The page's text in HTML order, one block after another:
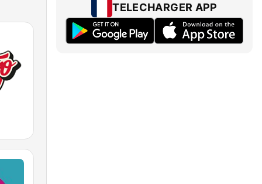
TELECHARGER APP